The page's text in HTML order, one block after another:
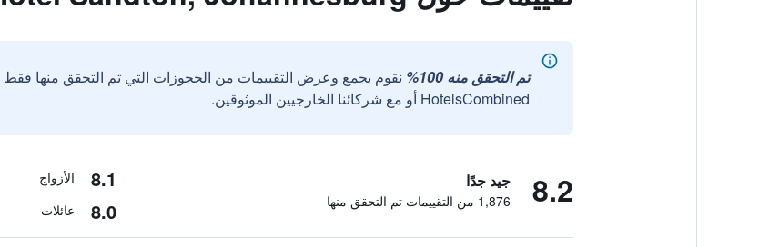
تم التحقق منه 100%
نقوم بجمع وعرض التقييمات من الحجوزات التي تم التحقق منها
HotelsCombined أو مع شركائنا الخارجيين الموثوقين.
8.2 جيد جدًا
1,876 من التقييمات تم التحقق منها
8.1 الأزواج
8.0 عائلات